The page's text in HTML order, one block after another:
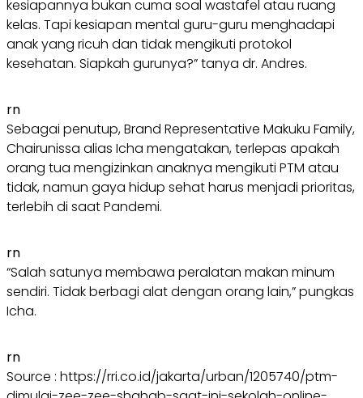
kesiapannya bukan cuma soal wastafel atau ruang
kelas. Tapi kesiapan mental guru-guru menghadapi
anak yang ricuh dan tidak mengikuti protokol
kesehatan. Siapkah gurunya?” tanya dr. Andres.
rn
Sebagai penutup, Brand Representative Makuku Family,
Chairunissa alias Icha mengatakan, terlepas apakah
orang tua mengizinkan anaknya mengikuti PTM atau
tidak, namun gaya hidup sehat harus menjadi prioritas,
terlebih di saat Pandemi.
rn
“Salah satunya membawa peralatan makan minum
sendiri. Tidak berbagi alat dengan orang lain,” pungkas
Icha.
rn
Source : https://rri.co.id/jakarta/urban/1205740/ptm-